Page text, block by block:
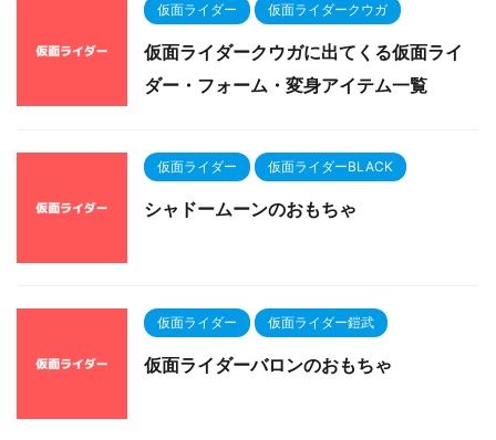
仮面ライダー 仮面ライダークウガ
仮面ライダークウガに出てくる仮面ライ
ダー・フォーム・変身アイテム一覧
仮面ライダー 仮面ライダーBLACK
シャドームーンのおもちゃ
仮面ライダー 仮面ライダー鎧武
仮面ライダーバロンのおもちゃ